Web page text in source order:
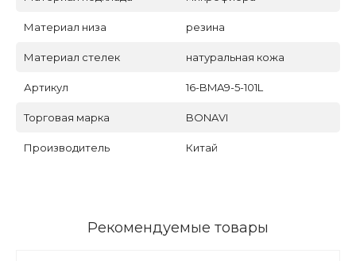
Материал низа резина
Материал стелек натуральная кожа
Артикул 16-BMA9-5-101L
Торговая марка BONAVI
Производитель Китай
Рекомендуемые товары